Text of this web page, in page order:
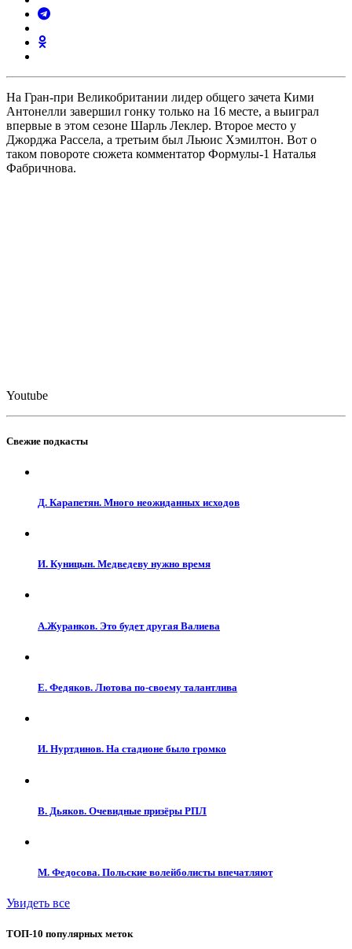
На Гран-при Великобритании лидер общего зачета Кими
Антонелли завершил гонку только на 16 месте, а выиграл
впервые в этом сезоне Шарль Леклер. Второе место у
Джорджа Рассела, а третьим был Льюис Хэмилтон. Вот о
таком повороте сюжета комментатор Формулы-1 Наталья
Фабричнова.
Youtube
Свежие подкасты
Д. Карапетян. Много неожиданных исходов
И. Куницын. Медведеву нужно время
А.Журанков. Это будет другая Валиева
Е. Федяков. Лютова по-своему талантлива
И. Нуртдинов. На стадионе было громко
В. Дьяков. Очевидные призёры РПЛ
М. Федосова. Польские волейболисты впечатляют
Увидеть все
ТОП-10 популярных меток